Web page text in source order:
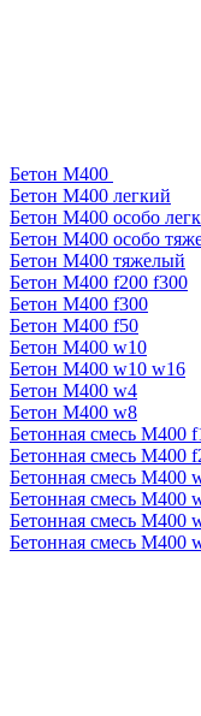
Бетон М400
Бетон М400 легкий
Бетон М400 особо
Бетон М400 особо
Бетон М400 тяжелый
Бетон М400 f200 f300
Бетон М400 f300
Бетон М400 f50
Бетон М400 w10
Бетон М400 w10 w16
Бетон М400 w4
Бетон М400 w8
Бетонная смесь М400
Бетонная смесь М400
Бетонная смесь М400
Бетонная смесь М400
Бетонная смесь М400
Бетонная смесь М400